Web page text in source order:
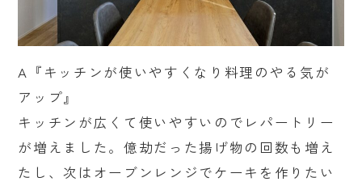
A『キッチンが使いやすくなり料理のやる気が
アップ』
キッチンが広くて使いやすいのでレパートリー
が増えました。億劫だった揚げ物の回数も増え
たし、次はオーブンレンジでケーキを作りたい